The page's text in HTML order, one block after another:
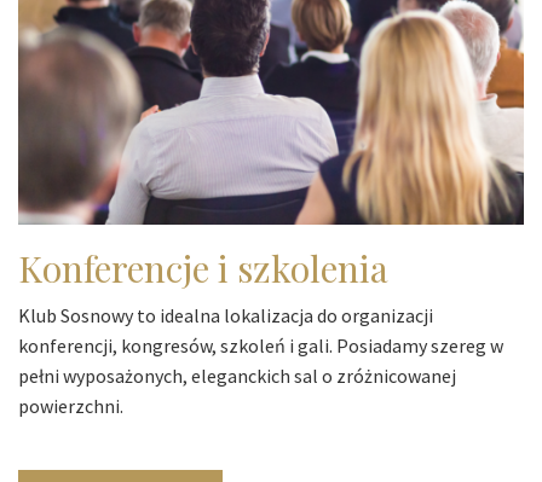
Konferencje i szkolenia
Klub Sosnowy to idealna lokalizacja do organizacji
konferencji, kongresów, szkoleń i gali. Posiadamy szereg w
pełni wyposażonych, eleganckich sal o zróżnicowanej
powierzchni.